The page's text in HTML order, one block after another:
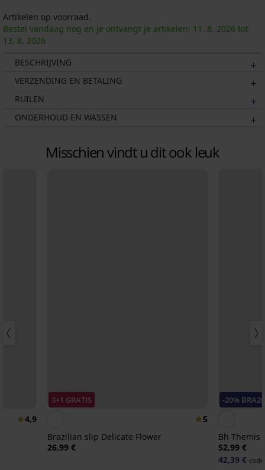
Artikelen op voorraad.
Bestel vandaag nog en je ontvangt je artikelen: 11. 8. 2026 tot
13. 8. 2026
BESCHRIJVING
VERZENDING EN BETALING
RUILEN
ONDERHOUD EN WASSEN
Misschien vindt u dit ook leuk
4,9
3+1 GRATIS
5
Brazilian slip Delicate Flower
26,99 €
-20% BRA20
Bh Themis
52,99 €
42,39 €